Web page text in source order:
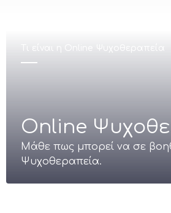
Τι είναι η Online Ψυχοθεραπεία
Online
Μάθε πως μπορεί να σε
Ψυχοθεραπεία.